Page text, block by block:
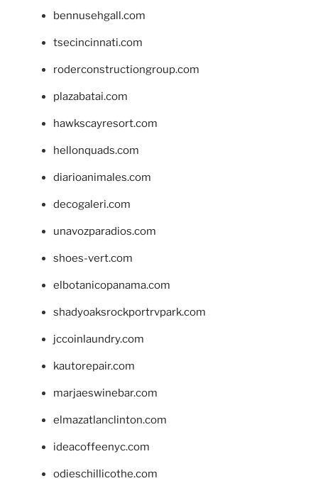
bennusehgall.com
tsecincinnati.com
roderconstructiongroup.com
plazabatai.com
hawkscayresort.com
hellonquads.com
diarioanimales.com
decogaleri.com
unavozparadios.com
shoes-vert.com
elbotanicopanama.com
shadyoaksrockportrvpark.com
jccoinlaundry.com
kautorepair.com
marjaeswinebar.com
elmazatlanclinton.com
ideacoffeenyc.com
odieschillicothe.com